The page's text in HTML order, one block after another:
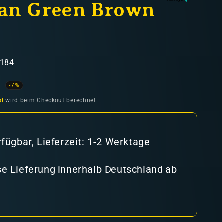
Green Brown
-7%
wird beim Checkout berechnet
Lieferzeit: 1-2 Werktage
Lieferung innerhalb Deutschland ab